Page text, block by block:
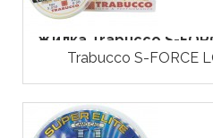
Жилка Trabucco S-
Trabucco S-FORCE